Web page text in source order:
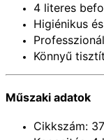
4 literes
Higiénikus
Könnyű
Műszaki adatok
Cikkszám: